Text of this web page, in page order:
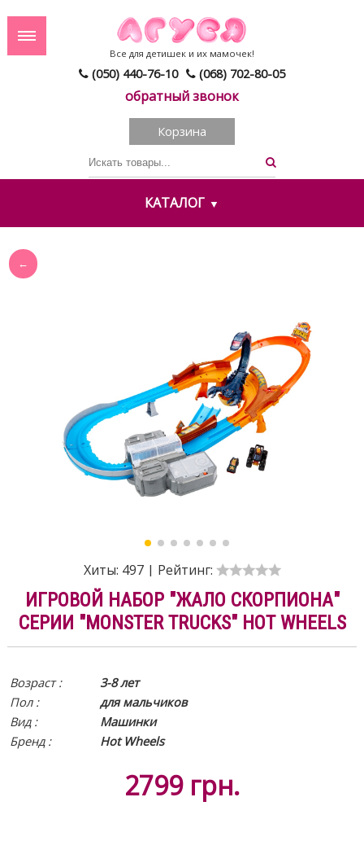
(050) 440-76-10 (068) 702-80-05
обратный звонок
Все для детишек и их мамочек!
Корзина
КАТАЛОГ
Хиты: 497 | Рейтинг:
ИГРОВОЙ НАБОР "ЖАЛО СКОРПИОНА"
СЕРИИ "MONSTER TRUCKS" HOT WHEELS
Возраст :
3-8 лет
Пол :
для мальчиков
Вид :
Машинки
Бренд :
Hot Wheels
2799 грн.